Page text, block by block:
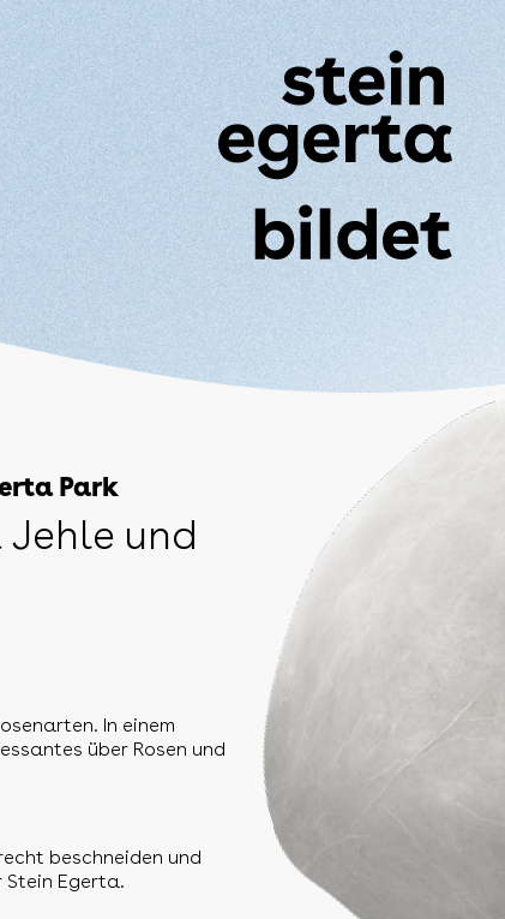
Park
und
In einem
über Rosen und
beschneiden und
Stein Egerta.